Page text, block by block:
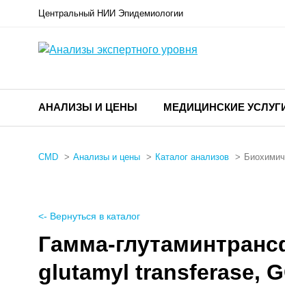
Центральный НИИ Эпидемиологии
АНАЛИЗЫ И ЦЕНЫ МЕДИЦИНСКИЕ
CMD Анализы и цены Каталог анализов
<- Вернуться в каталог
Гамма-
glutamyl transferase,